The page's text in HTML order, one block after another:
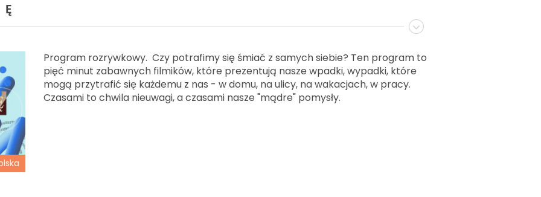
Program rozrywkowy. Czy potrafimy się śmiać z samych siebie? Ten program to
pięć minut zabawnych filmików, które prezentują nasze wpadki, wypadki, które
mogą przytrafić się każdemu z nas - w domu, na ulicy, na wakacjach, w pracy.
Czasami to chwila nieuwagi, a czasami nasze "mądre" pomysły.